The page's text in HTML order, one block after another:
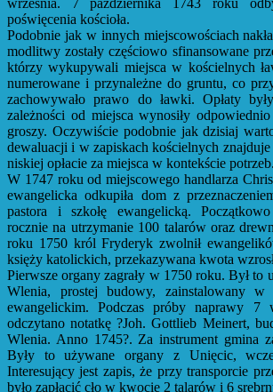
poświęcenia kościoła.
Podobnie jak w innych miejscowościach
modlitwy zostały częściowo sfinansowane
którzy wykupywali miejsca w kościelnych
numerowane i przynależne do gruntu, co
zachowywało prawo do ławki. Opłaty
zależności od miejsca wynosiły
groszy. Oczywiście podobnie jak dzisiaj
dewaluacji i w zapiskach kościelnych
niskiej opłacie za miejsca w kontekście potrzeb.
W 1747 roku od miejscowego handlarza
ewangelicka odkupiła dom z
pastora i szkołę ewangelicką.
rocznie na utrzymanie 100 talarów oraz
roku 1750 król Fryderyk zwolnił
księży katolickich, przekazywana kwota
Pierwsze organy zagrały w 1750 roku. Był to
Wlenia, prostej budowy, zainstalowany w
ewangelickim. Podczas próby naprawy 7
odczytano notatkę ?Joh. Gottlieb Meinert,
Wlenia. Anno 1745?. Za instrument gmina
Były to używane organy z Unięcic,
Interesujący jest zapis, że przy transporcie
było zapłacić cło w kwocie 2 talarów i 6